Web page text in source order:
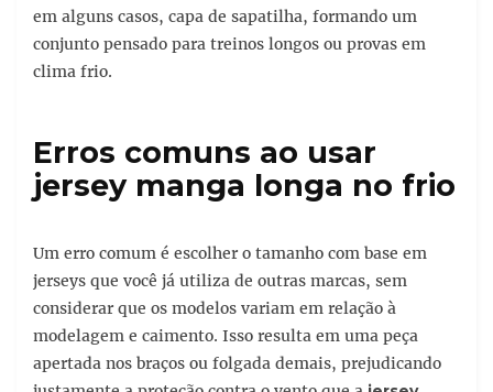
em alguns casos, capa de sapatilha, formando um
conjunto pensado para treinos longos ou provas em
clima frio.
Erros comuns ao usar
jersey manga longa no frio
Um erro comum é escolher o tamanho com base em
jerseys que você já utiliza de outras marcas, sem
considerar que os modelos variam em relação à
modelagem e caimento. Isso resulta em uma peça
apertada nos braços ou folgada demais, prejudicando